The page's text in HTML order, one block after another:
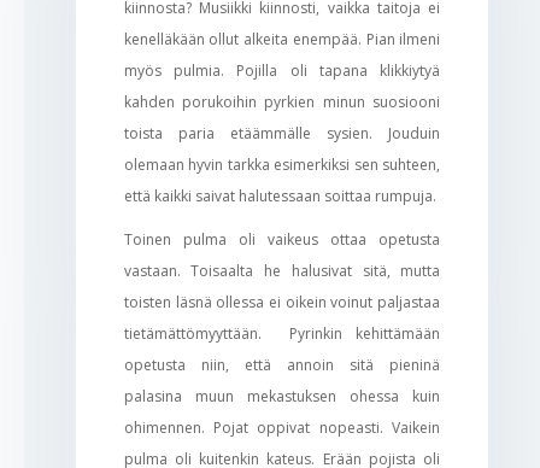
kiinnosta? Musiikki kiinnosti, vaikka taitoja ei
kenelläkään ollut alkeita enempää. Pian ilmeni
myös pulmia. Pojilla oli tapana klikkiytyä
kahden porukoihin pyrkien minun suosiooni
toista paria etäämmälle sysien. Jouduin
olemaan hyvin tarkka esimerkiksi sen suhteen,
että kaikki saivat halutessaan soittaa rumpuja.
Toinen pulma oli vaikeus ottaa opetusta
vastaan. Toisaalta he halusivat sitä, mutta
toisten läsnä ollessa ei oikein voinut paljastaa
tietämättömyyttään. Pyrinkin kehittämään
opetusta niin, että annoin sitä pieninä
palasina muun mekastuksen ohessa kuin
ohimennen. Pojat oppivat nopeasti. Vaikein
pulma oli kuitenkin kateus. Erään pojista oli